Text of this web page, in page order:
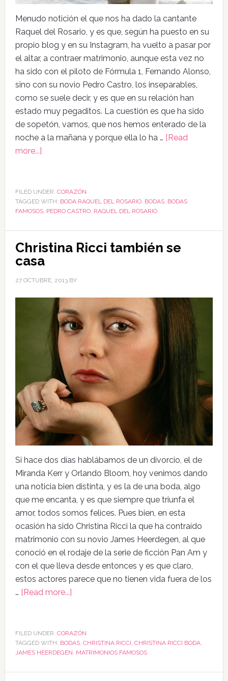
Menudo notición el que nos ha dado la cantante
Raquel del Rosario, y es que, según ha puesto en su
propio blog y en su Instagram, ha vuelto a pasar por
el altar, a contraer matrimonio, aunque esta vez no
ha sido con el piloto de Fórmula 1, Fernando Alonso,
sino con su novio Pedro Castro, los inseparables,
como se suele decir, y es que en su relación han
estado muy pegaditos. La cuestión es que ha sido
de sopetón, vamos, que nos hemos enterado de la
noche a la mañana y porque ella lo ha … [Read
more...]
FILED UNDER: CORAZÓN
TAGGED WITH: BODA RAQUEL DEL ROSARIO, BODAS, BODAS
FAMOSOS, PEDRO CASTRO, RAQUEL DEL ROSARIO
Christina Ricci también se
casa
27 OCTUBRE, 2013BY
Si hace dos días hablábamos de un divorcio, el de
Miranda Kerr y Orlando Bloom, hoy venimos dando
una noticia bien distinta, y es la de una boda, algo
que me encanta, y es que siempre que triunfa el
amor, todos somos felices. Pues bien, en esta
ocasión ha sido Christina Ricci la que ha contraído
matrimonio con su novio James Heerdegen, al que
conoció en el rodaje de la serie de ficción Pan Am y
con el que lleva desde entonces y es que claro,
estos actores parece que no tienen vida fuera de los
… [Read more...]
FILED UNDER: CORAZÓN
TAGGED WITH: BODAS, CHRISTINA RICCI, CHRISTINA RICCI BODA,
JAMES HEERDEGEN, MATRIMONIOS FAMOSOS